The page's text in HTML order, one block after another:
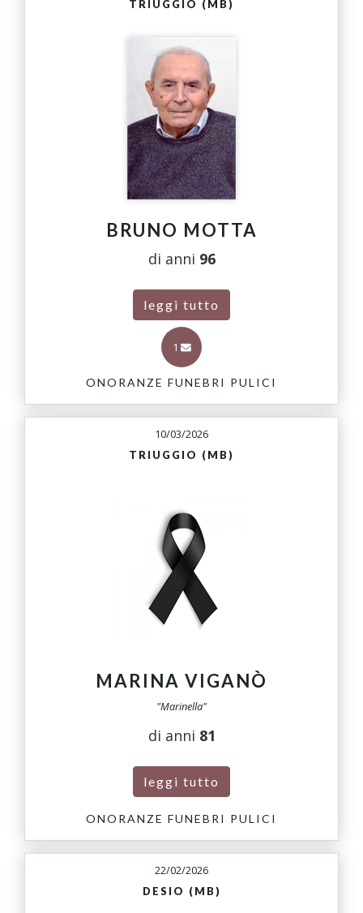
TRIUGGIO (MB)
BRUNO MOTTA
di anni 96
leggi tutto
1
ONORANZE FUNEBRI PULICI
10/03/2026
TRIUGGIO (MB)
MARINA VIGANÒ
"Marinella"
di anni 81
leggi tutto
ONORANZE FUNEBRI PULICI
22/02/2026
DESIO (MB)